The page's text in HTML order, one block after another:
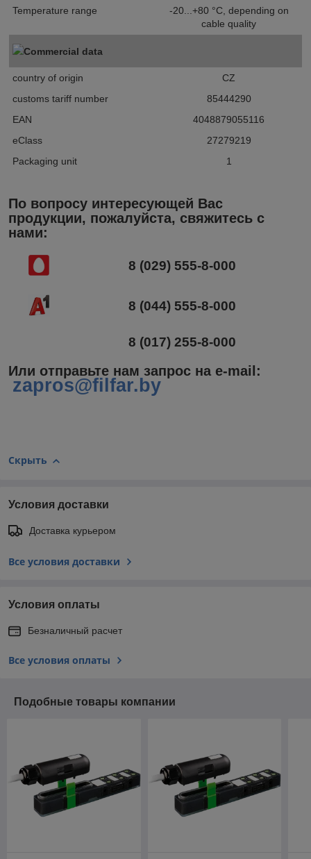
Temperature range
-20...+80 °C, depending on
cable quality
Commercial data
country of origin
CZ
customs tariff number
85444290
EAN
4048879055116
eClass
27279219
Packaging unit
1
По вопросу интересующей Вас
продукции, пожалуйста, свяжитесь с
нами:
8 (029) 555-8-000
8 (044) 555-8-000
8 (017) 255-8-000
Или отправьте нам запрос на e-mail :
zapros@filfar.by
Скрыть
Условия доставки
Доставка курьером
Все условия доставки
Условия оплаты
Безналичный расчет
Все условия оплаты
Подобные товары компании